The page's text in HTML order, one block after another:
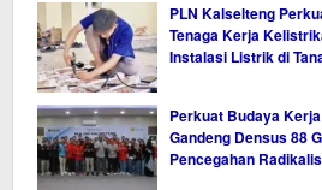
PLN Kalselteng
Tenaga Kerja
Instalasi Listrik di
Perkuat Budaya
Gandeng Densus 88
Pencegahan